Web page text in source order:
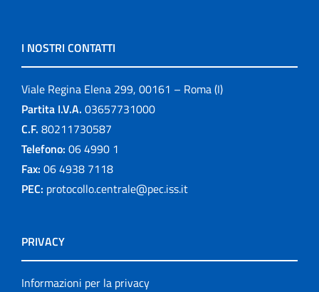
I NOSTRI CONTATTI
Viale Regina Elena 299, 00161 – Roma (I)
Partita I.V.A. 03657731000
C.F. 80211730587
Telefono: 06 4990 1
Fax: 06 4938 7118
PEC: protocollo.centrale@pec.iss.it
PRIVACY
Informazioni per la privacy